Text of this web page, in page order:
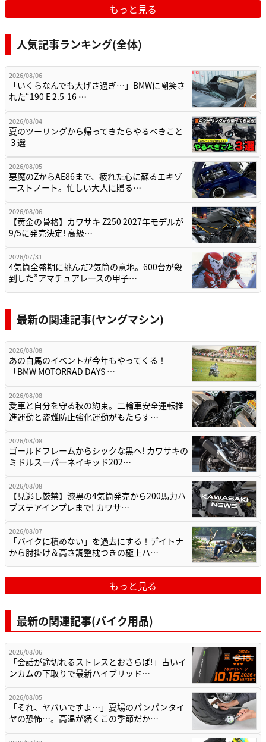
もっと見る
人気記事ランキング(全体)
2026/08/06
「いくらなんでも大げさ過ぎ…」BMWに嘲笑さ
れた“190 E 2.5-16 …
2026/08/04
夏のツーリングから帰ってきたらやるべきこと
３選
2026/08/05
悪魔のZからAE86まで、疲れた心に蘇るエキゾ
ーストノート。忙しい大人に贈る…
2026/08/06
【黄金の骨格】カワサキ Z250 2027年モデルが
9/5に発売決定! 高級…
2026/07/31
4気筒全盛期に挑んだ2気筒の意地。600台が殺
到した”アマチュアレースの甲子…
最新の関連記事(ヤングマシン)
2026/08/08
あの白馬のイベントが今年もやってくる！
「BMW MOTORRAD DAYS …
2026/08/08
愛車と自分を守る秋の約束。二輪車安全運転推
進運動と盗難防止強化運動がもたらす…
2026/08/08
ゴールドフレームからシックな黒へ! カワサキの
ミドルスーパーネイキッド202…
2026/08/08
【見逃し厳禁】漆黒の4気筒発売から200馬力ハ
ブステアインプレまで! カワサ…
2026/08/07
「バイクに積めない」を過去にする！デイトナ
から肘掛け＆高さ調整枕つきの極上ハ…
もっと見る
最新の関連記事(バイク用品)
2026/08/06
「会話が途切れるストレスとおさらば!」古いイ
ンカムの下取りで最新ハイブリッド…
2026/08/05
「それ、ヤバいですよ…」夏場のパンパンタイ
ヤの恐怖…。高温が続くこの季節だか…